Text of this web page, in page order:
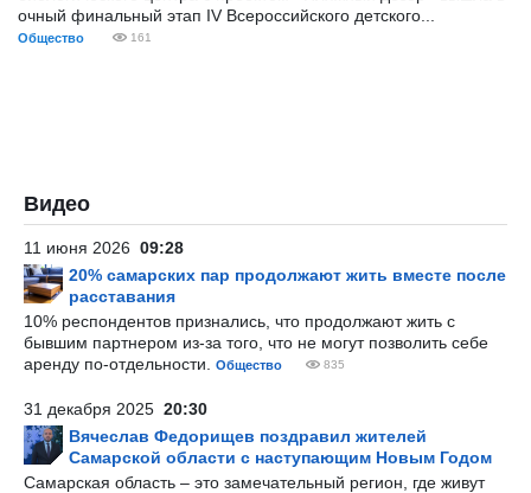
очный финальный этап IV Всероссийского детского...
Общество 161
Видео
11 июня 2026 09:28
20% самарских пар продолжают жить вместе после
расставания
10% респондентов признались, что продолжают жить с
бывшим партнером из-за того, что не могут позволить себе
аренду по-отдельности.
Общество 835
31 декабря 2025 20:30
Вячеслав Федорищев поздравил жителей
Самарской области с наступающим Новым Годом
Самарская область – это замечательный регион, где живут